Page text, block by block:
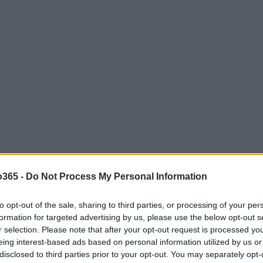
- Do Not Process My Personal Information
opt-out of the sale, sharing to third parties, or processing of your
for targeted advertising by us, please use the below opt-out
selection. Please note that after your opt-out request is processed
interest-based ads based on personal information utilized by us
to third parties prior to your opt-out. You may separately
militar, vinha colecionando elogios em festivais
teve presença nas principais listas de menções do
. Apesar de ter sido submetido ao processo do
cerimônia internacional; na categoria de língua